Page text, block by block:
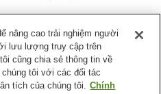
Spa / Salon
nâng cao trải nghiệm người
lưu lượng truy cập trên
cũng chia sẻ thông tin về
tôi với các đối tác
tích của chúng tôi. Chính